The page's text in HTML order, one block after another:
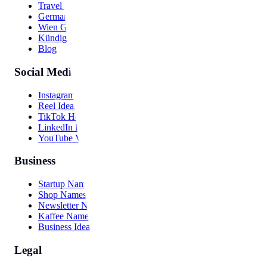
Travel Hub
Germany Guide
Wien Guide
Kündigung
Blog
Social Media
Instagram Bio
Reel Ideas
TikTok Hooks
LinkedIn Post
YouTube Video
Business
Startup Names
Shop Names
Newsletter Names
Kaffee Namen
Business Ideas
Legal